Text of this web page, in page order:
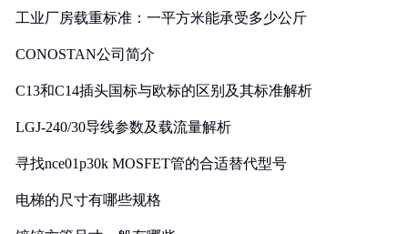
工业厂房载重标准：一平方米能承受多少公斤
CONOSTAN公司简介
C13和C14插头国标与欧标的区别及其标准解析
LGJ-240/30导线参数及载流量解析
寻找nce01p30k MOSFET管的合适替代型号
电梯的尺寸有哪些规格